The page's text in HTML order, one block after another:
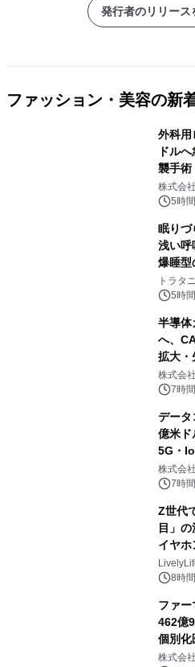
発行者のリリース
ファッション・美容の新
外科用
ドル
襲手術
牽引
株式会
5時
眠りづ
浅い呼
爆睡型
説
トラタ
5時
半導体
へ、
拡大・
加速
株式会
7時
データ
億米ド
5G・
株式会
7時
Z世代
目」
イヤ
ー付き
く活用
8時
ファ
462億
個別化
代ヘル
株式会